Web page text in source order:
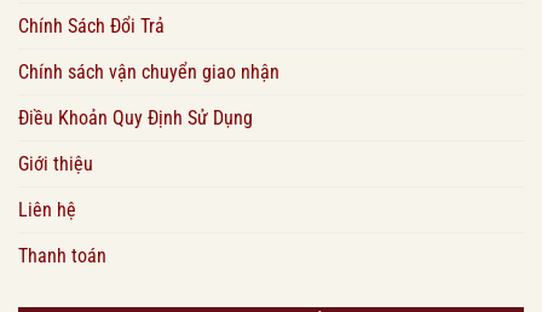
Chính Sách Đổi Trả
Chính sách vận chuyển giao nhận
Điều Khoản Quy Định Sử Dụng
Giới thiệu
Liên hệ
Thanh toán